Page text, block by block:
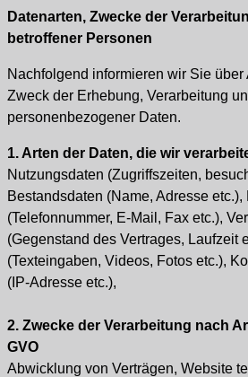
Datenarten, Zwecke der
betroffener Personen
Nachfolgend informieren wir Sie über
Zweck der Erhebung, Verarbeitung
personenbezogener Daten.
1. Arten der Daten, die wir
Nutzungsdaten (Zugriffszeiten,
Bestandsdaten (Name, Adresse etc.),
(Telefonnummer, E-Mail, Fax etc.),
(Gegenstand des Vertrages, Laufzeit
(Texteingaben, Videos, Fotos etc.),
(IP-Adresse etc.),
2. Zwecke der Verarbeitung nach
GVO
Abwicklung von Verträgen, Website